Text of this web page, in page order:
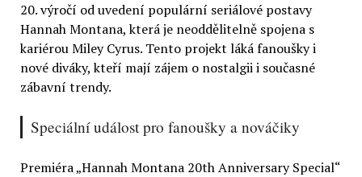
20. výročí od uvedení populární seriálové postavy
Hannah Montana, která je neoddělitelně spojena s
kariérou Miley Cyrus. Tento projekt láká fanoušky i
nové diváky, kteří mají zájem o nostalgii i současné
zábavní trendy.
Speciální událost pro fanoušky a nováčiky
Premiéra „Hannah Montana 20th Anniversary Special“